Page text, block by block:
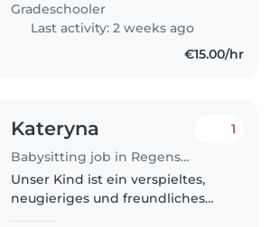
Gradeschooler
Last activity: 2 weeks ago
€15.00/hr
Kateryna
Babysitting job in Regensburg
1
Unser Kind ist ein verspieltes,
neugieriges und freundliches